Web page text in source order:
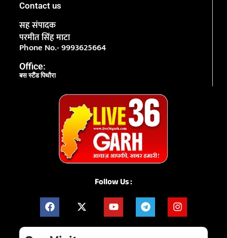
Contact us
सह संपादक
परमीत सिंह माटा
Phone No.- 9993625664
Office:
बस स्टैंड पिथौरा
Follow Us :